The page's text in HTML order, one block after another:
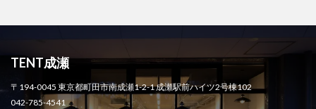
TENT成瀬
〒194-0045 東京都町田市南成瀬1-2-1 成瀬駅前ハイツ2号棟102
042-785-4541